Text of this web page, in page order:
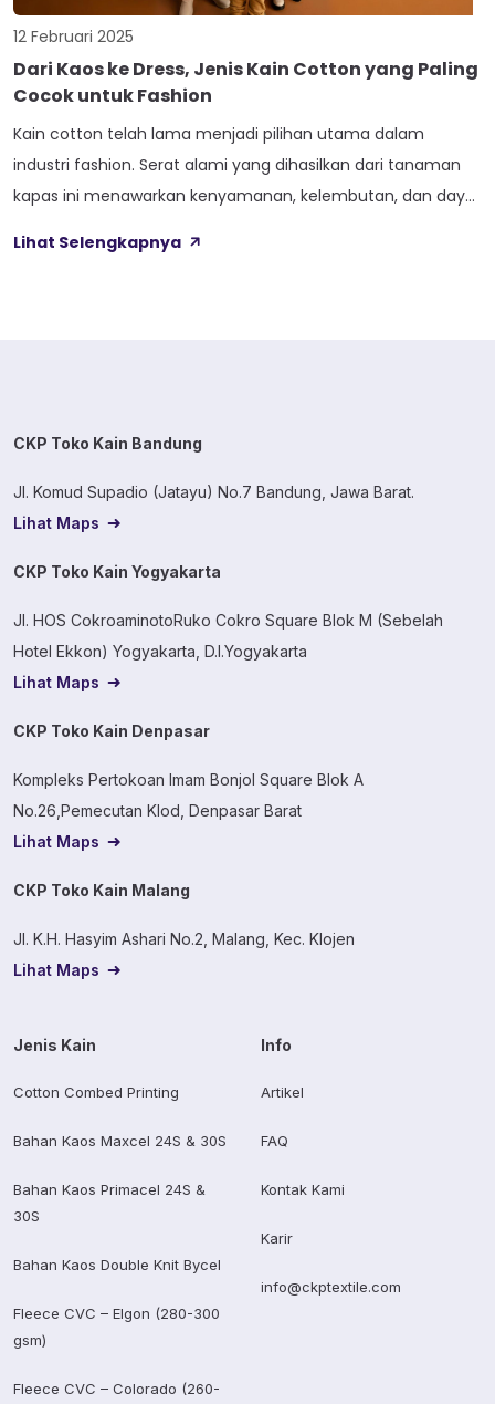
12 Februari 2025
Dari Kaos ke Dress, Jenis Kain Cotton yang Paling
Cocok untuk Fashion
Kain cotton telah lama menjadi pilihan utama dalam
industri fashion. Serat alami yang dihasilkan dari tanaman
kapas ini menawarkan kenyamanan, kelembutan, dan daya
pakaian, mulai dari kaos santai hingga dress elegan. Namun,
Lihat Selengkapnya
CKP Toko Kain Bandung
Jl. Komud Supadio (Jatayu) No.7 Bandung, Jawa Barat.
Lihat Maps
CKP Toko Kain Yogyakarta
Jl. HOS CokroaminotoRuko Cokro Square Blok M (Sebelah
Hotel Ekkon) Yogyakarta, D.I.Yogyakarta
Lihat Maps
CKP Toko Kain Denpasar
Kompleks Pertokoan Imam Bonjol Square Blok A
No.26,Pemecutan Klod, Denpasar Barat
Lihat Maps
CKP Toko Kain Malang
Jl. K.H. Hasyim Ashari No.2, Malang, Kec. Klojen
Lihat Maps
Jenis Kain
Cotton Combed Printing
Bahan Kaos Maxcel 24S & 30S
Bahan Kaos Primacel 24S &
30S
Bahan Kaos Double Knit Bycel
Fleece CVC – Elgon (280-300
gsm)
Fleece CVC – Colorado (260-
Info
Artikel
FAQ
Kontak Kami
Karir
info@ckptextile.com